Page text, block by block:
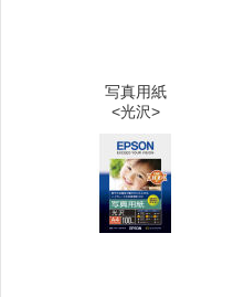
写真用紙
<光沢>